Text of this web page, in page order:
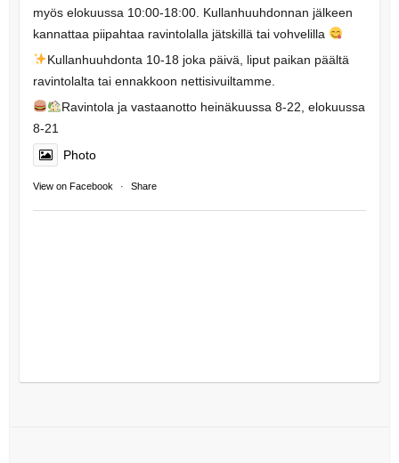
myös elokuussa 10:00-18:00. Kullanhuuhdonnan jälkeen
kannattaa piipahtaa ravintolalla jätskillä tai vohvelilla
Kullanhuuhdonta 10-18 joka päivä, liput paikan päältä
ravintolalta tai ennakkoon nettisivuiltamme.
Ravintola ja vastaanotto heinäkuussa 8-22, elokuussa
8-21
Photo
View on Facebook · Share